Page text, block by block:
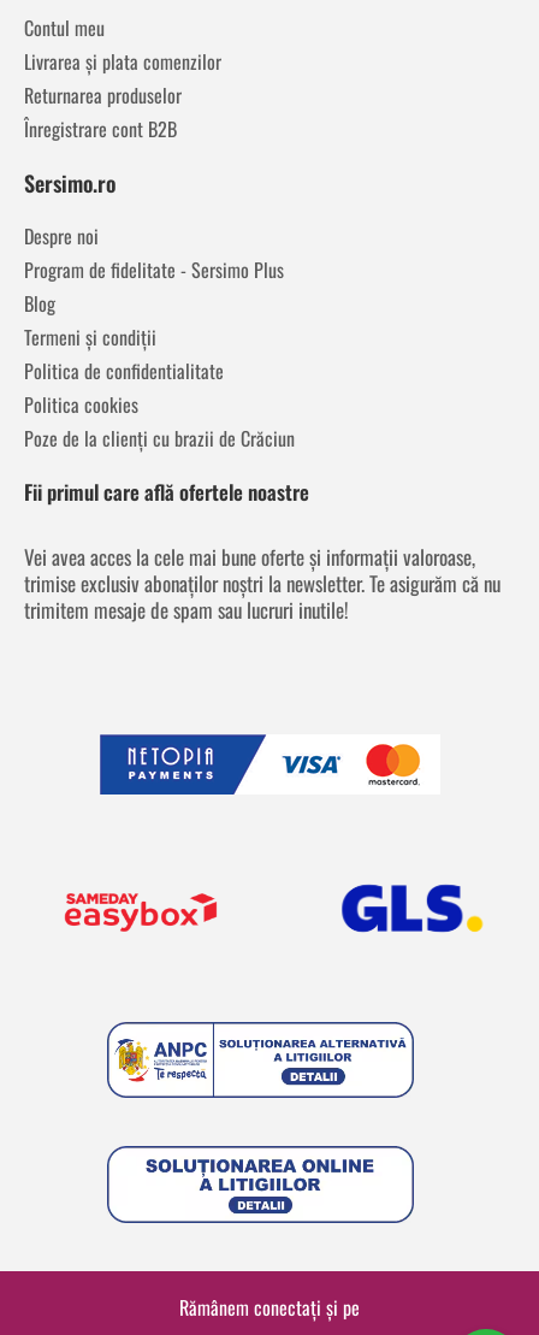
Contul meu
Livrarea și plata comenzilor
Returnarea produselor
Înregistrare cont B2B
Sersimo.ro
Despre noi
Program de fidelitate - Sersimo Plus
Blog
Termeni și condiții
Politica de confidentialitate
Politica cookies
Poze de la clienți cu brazii de Crăciun
Fii primul care află ofertele noastre
Vei avea acces la cele mai bune oferte și informații valoroase,
trimise exclusiv abonaților noștri la newsletter. Te asigurăm că nu
trimitem mesaje de spam sau lucruri inutile!
Rămânem conectați și pe